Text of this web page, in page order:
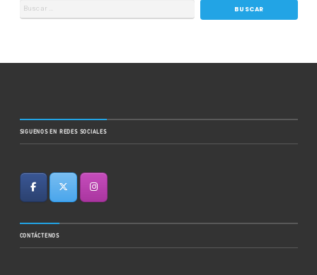
SIGUENOS EN REDES SOCIALES
CONTÁCTENOS